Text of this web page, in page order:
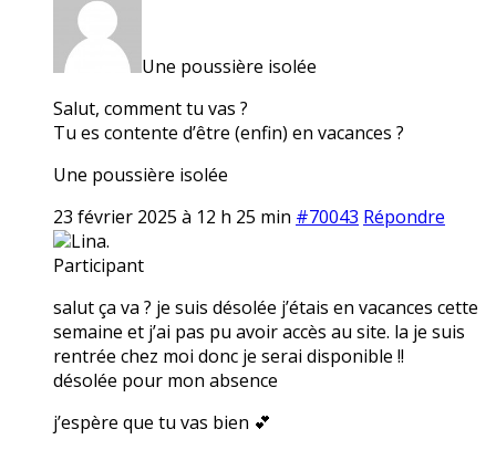
Une poussière isolée
Salut, comment tu vas ?
Tu es contente d’être (enfin) en vacances ?
Une poussière isolée
23 février 2025 à 12 h 25 min #70043 Répondre
Lina.
Participant
salut ça va ? je suis désolée j’étais en vacances cette
semaine et j’ai pas pu avoir accès au site. la je suis
rentrée chez moi donc je serai disponible !!
désolée pour mon absence
j’espère que tu vas bien 💕